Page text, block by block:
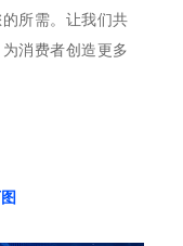
所需。让我们共
消费者创造更多